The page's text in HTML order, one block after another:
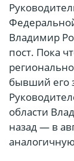
Владимир
пост. Пока
бывший его
области
назад — в